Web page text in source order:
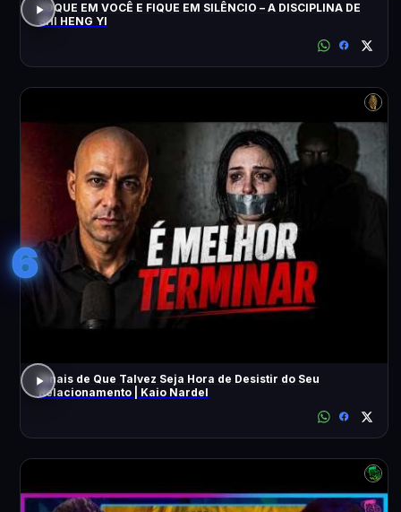
FOQUE EM VOCÊ E FIQUE EM SILÊNCIO – A DISCIPLINA DE
SHI HENG YI
6
Sinais de Que Talvez Seja Hora de Desistir do Seu
Relacionamento | Kaio Nardel